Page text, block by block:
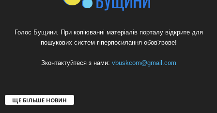
Голос Бущини. При копіюванні матеріалів порталу відкрите для
пошукових систем гіперпосилання обов'язове!
Зконтактуйтеся з нами: vbuskcom@gmail.com
ЩЕ БІЛЬШЕ НОВИН